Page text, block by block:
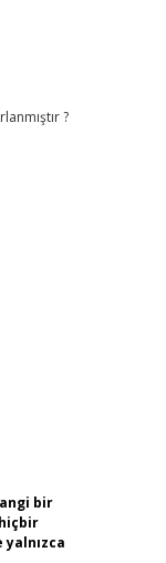
?
bir
yalnızca